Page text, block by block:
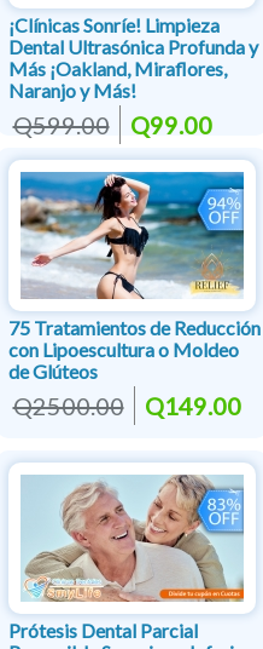
¡Clínicas Sonríe! Limpieza
Dental Ultrasónica Profunda y
Más ¡Oakland, Miraflores,
Naranjo y Más!
Q599.00 Q99.00
75 Tratamientos de Reducción
con Lipoescultura o Moldeo
de Glúteos
Q2500.00 Q149.00
Prótesis Dental Parcial